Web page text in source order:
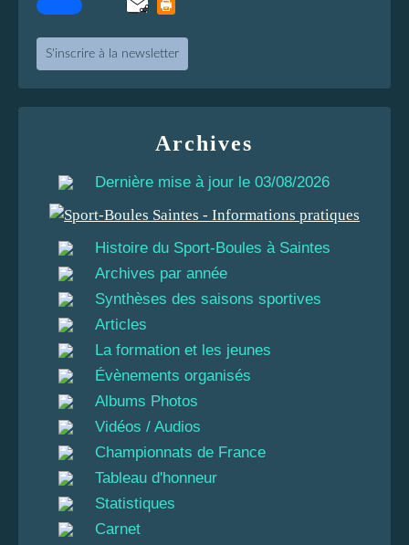
S'inscrire à la newsletter
Archives
Dernière mise à jour le 03/08/2026
Histoire du Sport-Boules à Saintes
Archives par année
Synthèses des saisons sportives
Articles
La formation et les jeunes
Évènements organisés
Albums Photos
Vidéos / Audios
Championnats de France
Tableau d'honneur
Statistiques
Carnet